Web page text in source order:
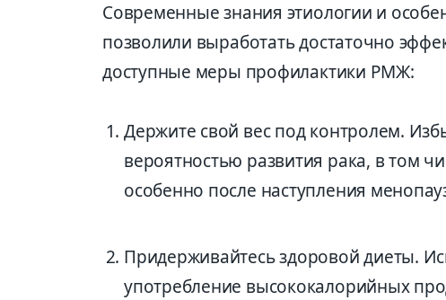
Современные знания этиологии и
позволили выработать достаточно
доступные меры профилактики РМЖ:
Держите свой вес под контролем.
вероятностью развития рака, в том
особенно после наступления
Придерживайтесь здоровой диеты.
употребление высококалорийных